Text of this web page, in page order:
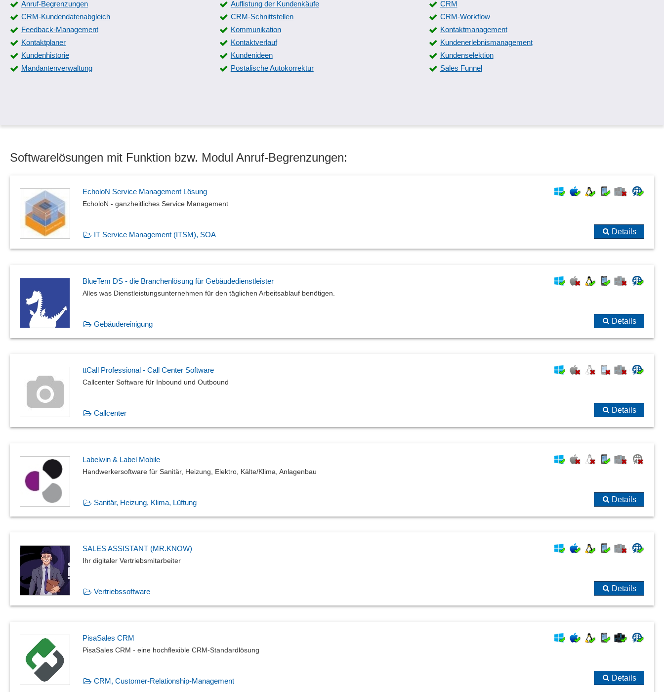
Anruf-Begrenzungen
Auflistung der Kundenkäufe
CRM
CRM-Kundendatenabgleich
CRM-Schnittstellen
CRM-Workflow
Feedback-Management
Kommunikation
Kontaktmanagement
Kontaktplaner
Kontaktverlauf
Kundenerlebnismanagement
Kundenhistorie
Kundenideen
Kundenselektion
Mandantenverwaltung
Postalische Autokorrektur Sales Funnel
Softwarelösungen mit Funktion bzw. Modul Anruf-Begrenzungen:
EcholoN Service Management Lösung
EcholoN - ganzheitliches Service Management
IT Service Management (ITSM), SOA Details
BlueTem DS - die Branchenlösung für Gebäudedienstleister
Alles was Dienstleistungsunternehmen für den täglichen Arbeitsablauf benötigen.
Gebäudereinigung Details
ttCall Professional - Call Center Software
Callcenter Software für Inbound und Outbound
Callcenter Details
Labelwin & Label Mobile
Handwerkersoftware für Sanitär, Heizung, Elektro, Kälte/Klima, Anlagenbau
Sanitär, Heizung, Klima, Lüftung Details
SALES ASSISTANT (MR.KNOW)
Ihr digitaler Vertriebsmitarbeiter
Vertriebssoftware Details
PisaSales CRM
PisaSales CRM - eine hochflexible CRM-Standardlösung
CRM, Customer-Relationship-Management Details